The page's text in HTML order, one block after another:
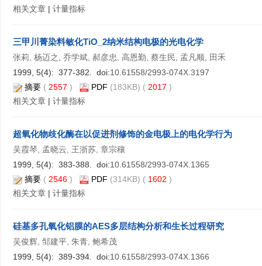
相关文章 | 计量指标
三甲川菁染料敏化TiO_2纳米结构电极的光电化学
张莉, 杨迈之, 乔学斌, 郝彦忠, 高恩勤, 蔡生民, 孟凡顺, 田禾
1999, 5(4): 377-382. doi:10.61558/2993-074X.3197
摘要 ( 2557 ) PDF (183KB) ( 2017 )
相关文章 | 计量指标
超氧化物歧化酶在以促进剂修饰的金电极上的电化学行为
吴霞琴, 孟晓云, 王浙苏, 章宗穰
1999, 5(4): 383-388. doi:10.61558/2993-074X.1365
摘要 ( 2546 ) PDF (314KB) ( 1602 )
相关文章 | 计量指标
硅基多孔氧化铝膜的AES多层结构分析和生长过程研究
吴俊辉, 邹建平, 朱青, 鲍希茂
1999, 5(4): 389-394. doi:10.61558/2993-074X.1366